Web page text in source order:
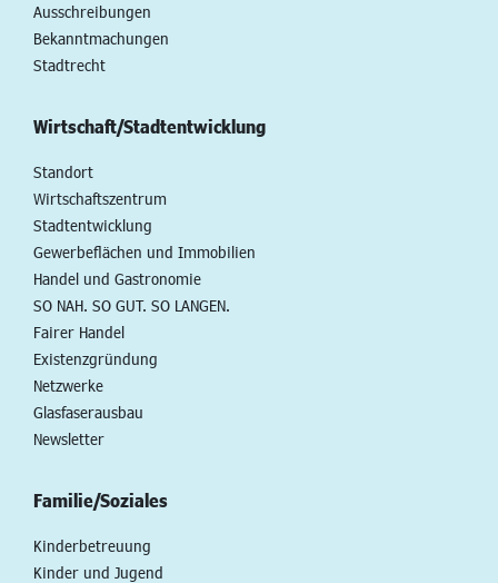
Ausschreibungen
Bekanntmachungen
Stadtrecht
Wirtschaft/Stadtentwicklung
Standort
Wirtschaftszentrum
Stadtentwicklung
Gewerbeflächen und Immobilien
Handel und Gastronomie
SO NAH. SO GUT. SO LANGEN.
Fairer Handel
Existenzgründung
Netzwerke
Glasfaserausbau
Newsletter
Familie/Soziales
Kinderbetreuung
Kinder und Jugend